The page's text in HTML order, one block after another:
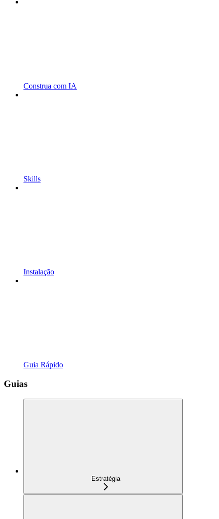
Construa com IA
Skills
Instalação
Guia Rápido
Guias
Estratégia